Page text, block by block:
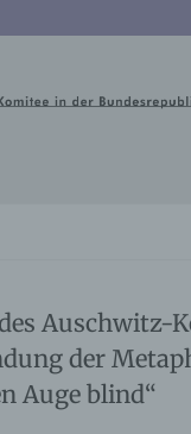
Auschwitz-
der
Auge blind“